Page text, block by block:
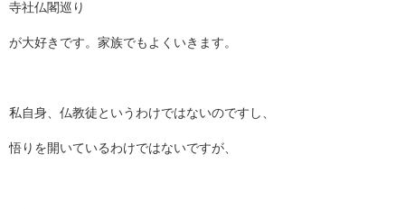
寺社仏閣巡り
が大好きです。家族でもよくいきます。
私自身、仏教徒というわけではないのですし、
悟りを開いているわけではないですが、